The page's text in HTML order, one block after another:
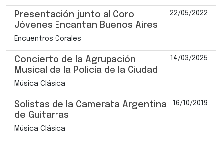
Presentación junto al Coro
Jóvenes Encantan Buenos Aires
22/05/2022
Encuentros Corales
Concierto de la Agrupación
Musical de la Policía de la Ciudad
14/03/2025
Música Clásica
Solistas de la Camerata Argentina
de Guitarras
16/10/2019
Música Clásica